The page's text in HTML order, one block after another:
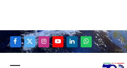
Facebook
X
Instagram
YouTubeLinkedInWhatsApp